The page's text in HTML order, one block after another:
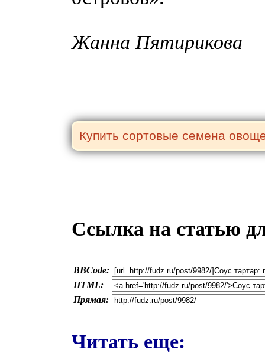
Жанна Пятирикова
Ссылка на статью
BBCode:
HTML:
Прямая:
Читать еще: